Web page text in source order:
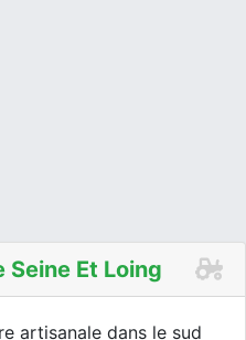
Seine Et Loing
artisanale dans le sud